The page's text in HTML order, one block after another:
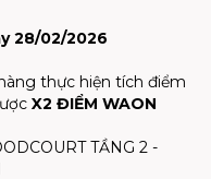
28/02/2026
thực hiện tích điểm
X2 ĐIỂM WAON
TẦNG 2 -